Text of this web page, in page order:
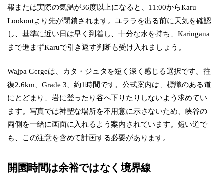
報または実際の気温が36度以上になると、11:00からKaru
Lookoutより先が閉鎖されます。ユララを出る前に天気を確認
し、基準に近い日は早く到着し、十分な水を持ち、Karingaṉa
まで進まずKaruで引き返す判断も受け入れましょう。
Waḻpa Gorgeは、カタ・ジュタを短く深く感じる選択です。往
復2.6km、Grade 3、約1時間です。公式案内は、標識のある道
にとどまり、岩に登ったり谷へ下りたりしないよう求めてい
ます。写真では神聖な場所を不用意に示さないため、峡谷の
両側を一緒に画面に入れるよう案内されています。短い道で
も、この注意を含めて計画する必要があります。
開園時間は余裕ではなく境界線